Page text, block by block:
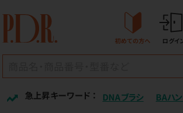
初めての方へ ログイ
急上昇キーワード ： DNAブラシ BAハ